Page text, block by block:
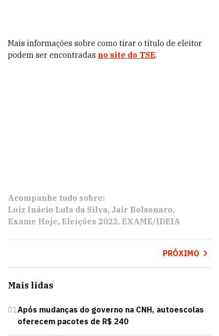
Mais informações sobre como tirar o título de eleitor
podem ser encontradas no site do TSE.
Acompanhe tudo sobre:
Luiz Inácio Lula da Silva Jair Bolsonaro
Exame Hoje Eleições 2022 EXAME/IDEIA
PRÓXIMO
Mais lidas
01Após mudanças do governo na CNH, autoescolas
oferecem pacotes de R$ 240